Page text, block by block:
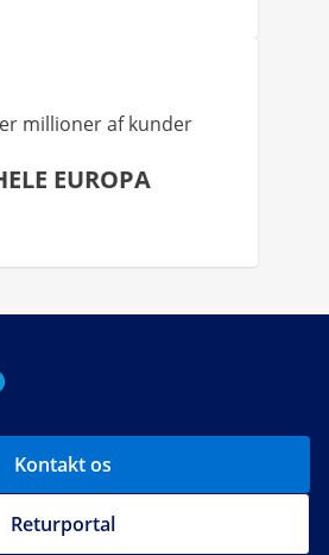
millioner af kunder
EUROPA
Kontakt os
Returportal